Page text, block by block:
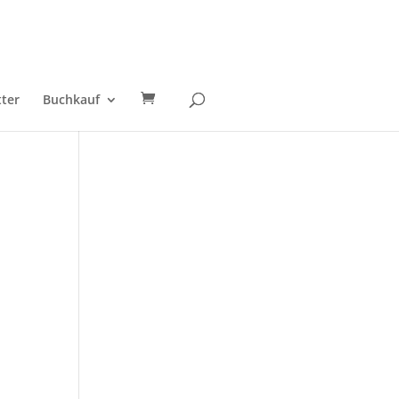
Buchkauf